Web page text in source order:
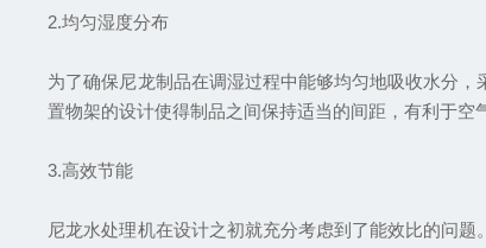
2.均匀湿度分布
为了确保尼龙制品在调湿过程中能够均匀地吸收水分
置物架的设计使得制品之间保持适当的间距，有利于空
3.高效节能
尼龙水处理机在设计之初就充分考虑到了能效比的问